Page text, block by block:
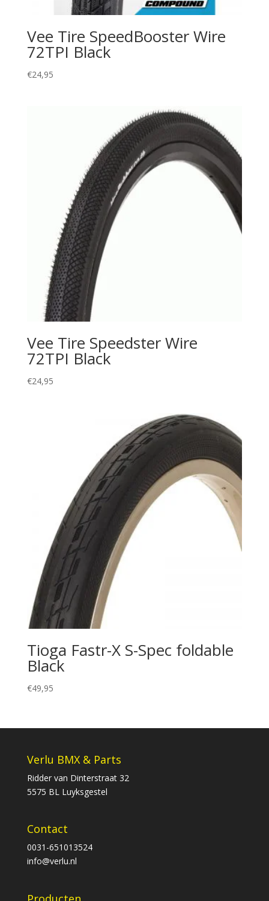
Vee Tire SpeedBooster Wire
72TPI Black
€24,95
Vee Tire Speedster Wire
72TPI Black
€24,95
Tioga Fastr-X S-Spec foldable
Black
€49,95
Verlu BMX & Parts
Ridder van Dinterstraat 32
5575 BL Luyksgestel
Contact
0031-651013524
info@verlu.nl